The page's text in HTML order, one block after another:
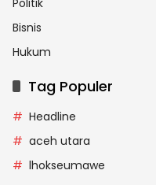
Politik
Bisnis
Hukum
Tag Populer
Headline
aceh utara
lhokseumawe